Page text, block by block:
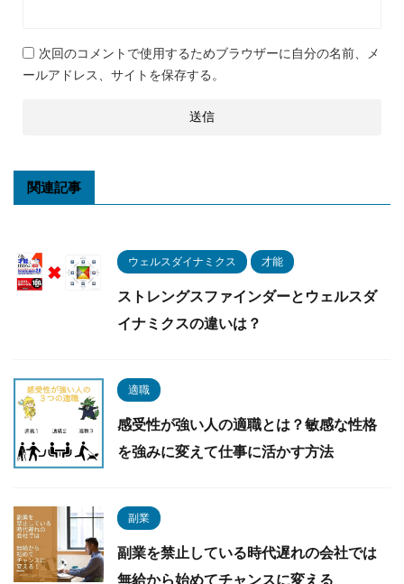
次回のコメントで使用するためブラウザーに自分の名前、メ
ールアドレス、サイトを保存する。
関連記事
ウェルスダイナミクス 才能
ストレングスファインダーとウェルスダ
イナミクスの違いは？
適職
感受性が強い人の適職とは？敏感な性格
を強みに変えて仕事に活かす方法
副業
副業を禁止している時代遅れの会社では
無給から始めてチャンスに変える